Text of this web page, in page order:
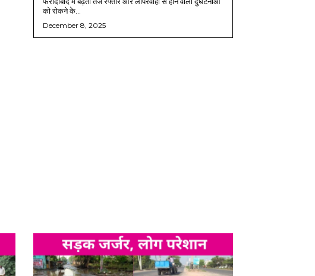
को रोकने के...
December 8, 2025